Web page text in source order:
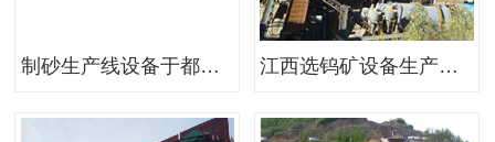
制砂生产线设备于都现场案例 江西选钨矿设备生产现场